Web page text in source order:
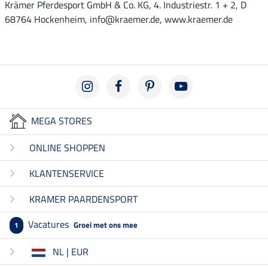
Krämer Pferdesport GmbH & Co. KG, 4. Industriestr. 1 + 2, D
68764 Hockenheim, info@kraemer.de, www.kraemer.de
MEGA STORES
ONLINE SHOPPEN
KLANTENSERVICE
KRAMER PAARDENSPORT
1 Vacatures Groei met ons mee
NL | EUR